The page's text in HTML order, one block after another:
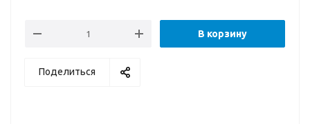
В корзину
Поделиться